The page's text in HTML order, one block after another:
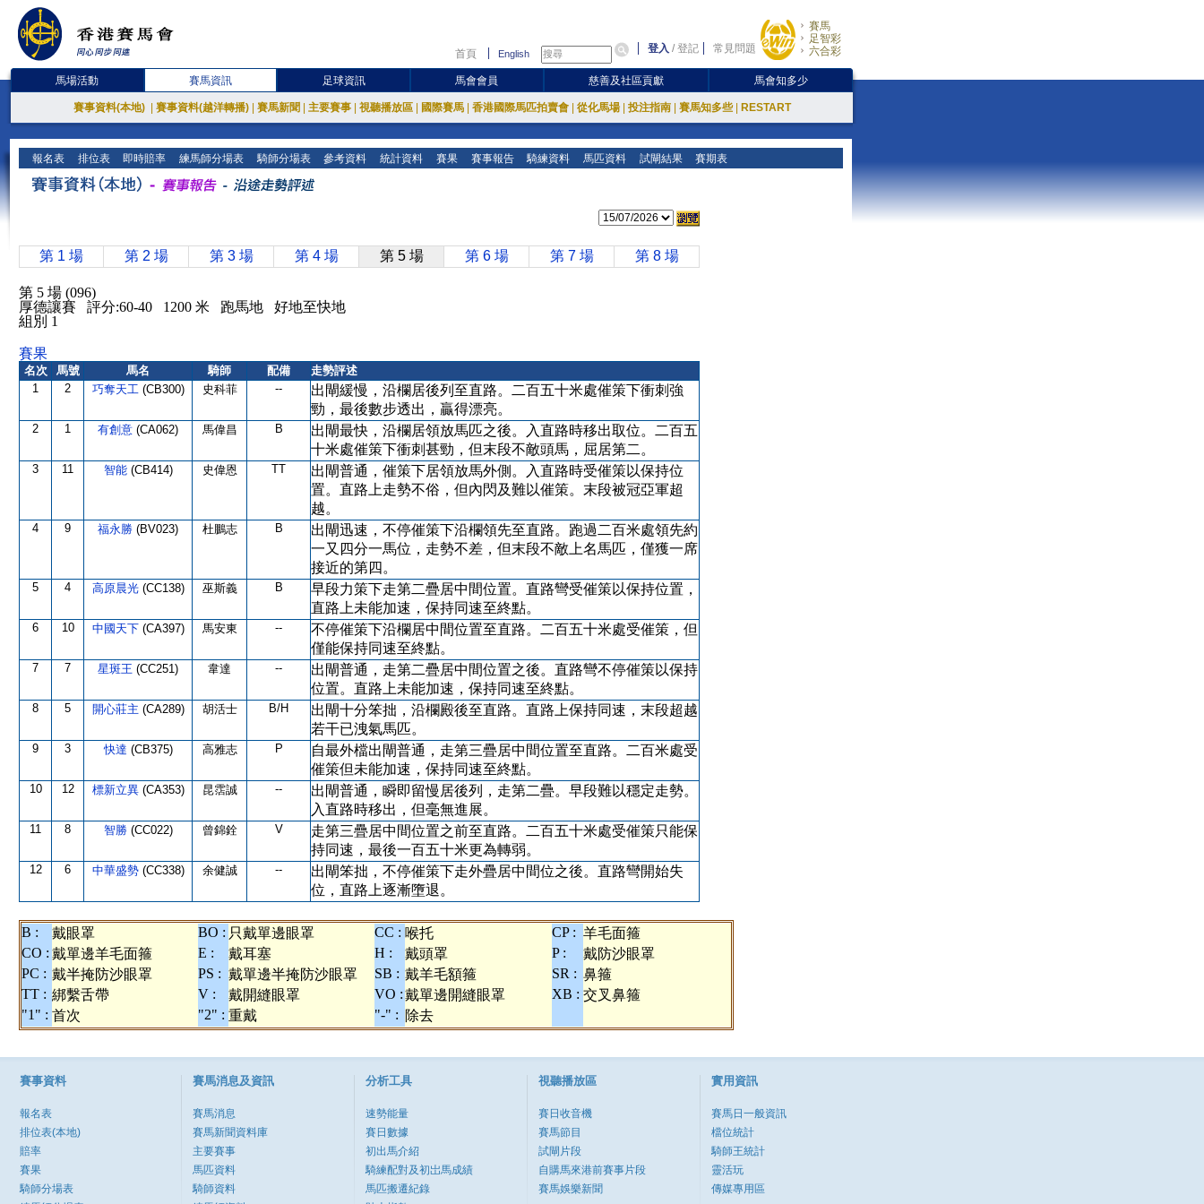
首頁 English 登入 /登記 常見問題
賽馬
足智彩
六合彩
馬場活動 賽馬資訊 足球資訊 馬會會員 慈善及社區貢獻 馬會知多少
賽事資料(本地) 賽事資料(越洋轉播) 賽馬新聞 主要賽事 視聽播放區 國際賽馬 香港國際馬匹拍賣會 從化馬場 投注指南 賽馬知多些 RESTART
報名表 排位表 即時賠率 練馬師分場表 騎師分場表 參考資料 統計資料 賽果 賽事報告 騎練資料 馬匹資料 試閘結果 賽期表
第 1 場 第 2 場 第 3 場 第 4 場 第 5 場 第 6 場 第 7 場 第 8 場
第 5 場 (096)
厚德讓賽 評分:60-40 1200 米 跑馬地 好地至快地
組別 1
賽果
名次 馬號 馬名 騎師 配備
走勢評述
1
2 巧奪天工 (CB300) 史科菲 --
出閘緩慢，沿欄居後列至直路。二百五十米處催策下衝刺強
勁，最後數步透出，贏得漂亮。
2 1 有創意 (CA062) 馬偉昌 B
出閘最快，沿欄居領放馬匹之後。入直路時移出取位。二百五
十米處催策下衝刺甚勁，但末段不敵頭馬，屈居第二。
3 11 智能 (CB414) 史偉恩 TT
出閘普通，催策下居領放馬外側。入直路時受催策以保持位
置。直路上走勢不俗，但內閃及難以催策。末段被冠亞軍超
越。
4 9 福永勝 (BV023) 杜鵬志 B
出閘迅速，不停催策下沿欄領先至直路。跑過二百米處領先約
一又四分一馬位，走勢不差，但末段不敵上名馬匹，僅獲一席
接近的第四。
5 4 高原晨光 (CC138) 巫斯義 B
早段力策下走第二疊居中間位置。直路彎受催策以保持位置，
直路上未能加速，保持同速至終點。
6 10 中國天下 (CA397) 馬安東 --
不停催策下沿欄居中間位置至直路。二百五十米處受催策，但
僅能保持同速至終點。
7 7 星斑王 (CC251) 韋達 --
出閘普通，走第二疊居中間位置之後。直路彎不停催策以保持
位置。直路上未能加速，保持同速至終點。
8 5 開心莊主 (CA289) 胡活士 B/H
出閘十分笨拙，沿欄殿後至直路。直路上保持同速，末段超越
若干已洩氣馬匹。
9 3 快達 (CB375) 高雅志 P
自最外檔出閘普通，走第三疊居中間位置至直路。二百米處受
催策但未能加速，保持同速至終點。
10 12 標新立異 (CA353) 昆霑誠 --
出閘普通，瞬即留慢居後列，走第二疊。早段難以穩定走勢。
入直路時移出，但毫無進展。
11 8 智勝 (CC022) 曾錦銓 V
走第三疊居中間位置之前至直路。二百五十米處受催策只能保
持同速，最後一百五十米更為轉弱。
12 6 中華盛勢 (CC338) 余健誠 --
出閘笨拙，不停催策下走外疊居中間位之後。直路彎開始失
位，直路上逐漸墮退。
B : 戴眼罩 BO : 只戴單邊眼罩 CC : 喉托 CP : 羊毛面箍
CO : 戴單邊羊毛面箍 E : 戴耳塞 H : 戴頭罩 P :
戴防沙眼罩
PC : 戴半掩防沙眼罩 PS : 戴單邊半掩防沙眼罩 SB : 戴羊毛額箍 SR : 鼻箍
TT : 綁繫舌帶 V : 戴開縫眼罩 VO :戴單邊開縫眼罩 XB : 交叉鼻箍
"1" : 首次 "2" : 重戴 "-" : 除去
賽事資料
報名表
排位表(本地)
賠率
賽果
騎師分場表
賽馬消息及資訊
賽馬消息
賽馬新聞資料庫
主要賽事
馬匹資料
騎師資料
分析工具
速勢能量
賽日數據
初出馬介紹
騎練配對及初岀馬成績
馬匹搬遷紀錄
視聽播放區
賽日收音機
賽馬節目
試閘片段
自購馬來港前賽事片段
賽馬娛樂新聞
實用資訊
賽馬日一般資訊
檔位統計
騎師王統計
靈活玩
傳媒專用區